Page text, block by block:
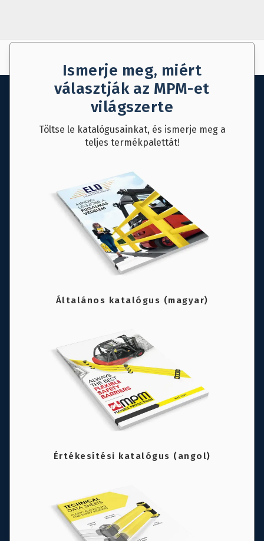
Ismerje meg, miért
választják az MPM-et
világszerte
Töltse le katalógusainkat, és ismerje meg a
teljes termékpalettát!
Általános katalógus (magyar)
Értékesítési katalógus (angol)